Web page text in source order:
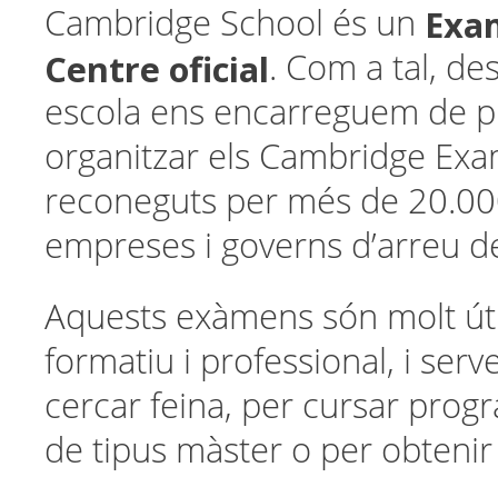
Cambridge School és un
Centre oficial. Com a tal,
escola ens encarreguem de
organitzar els Cambridge
reconeguts per més de
empreses i governs d’arreu
Aquests exàmens són molt
formatiu i professional, i
cercar feina, per cursar
de tipus màster o per